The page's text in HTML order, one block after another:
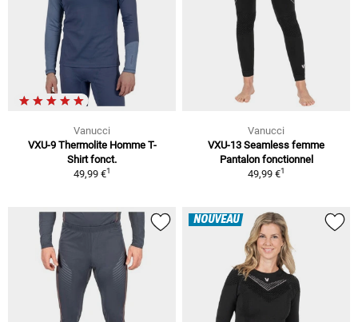
Vanucci
VXU-9 Thermolite Homme T-
Shirt fonct.
49,99 €1
Vanucci
VXU-13 Seamless femme
Pantalon fonctionnel
49,99 €1
NOUVEAU